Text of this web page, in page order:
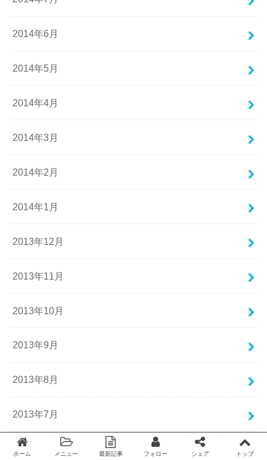
2014年6月
2014年5月
2014年4月
2014年3月
2014年2月
2014年1月
2013年12月
2013年11月
2013年10月
2013年9月
2013年8月
2013年7月
2013年6月
ホーム メニュー 最新記事 フォロー シェア トップ
Twitter facebook